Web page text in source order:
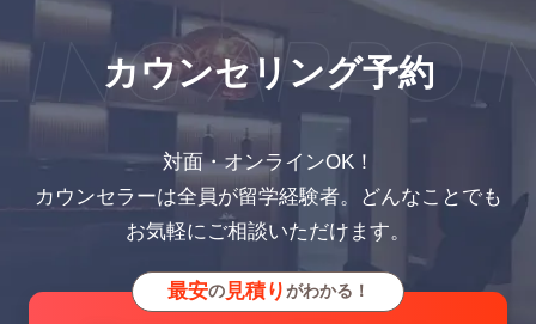
カウンセリング予約
対面・オンラインOK！
カウンセラーは全員が留学経験者。どんなことでも
お気軽にご相談いただけます。
最安の見積りがわかる！